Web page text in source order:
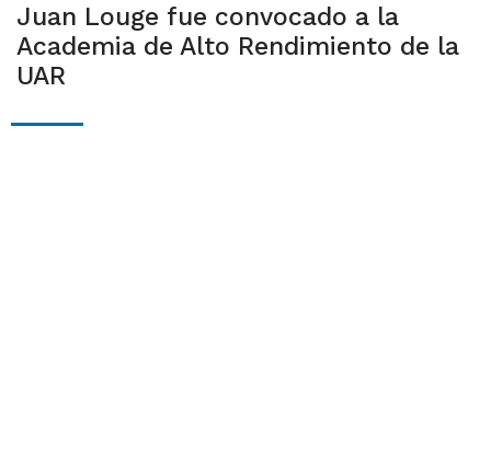
Juan Louge fue convocado a la
Academia de Alto Rendimiento de la
UAR